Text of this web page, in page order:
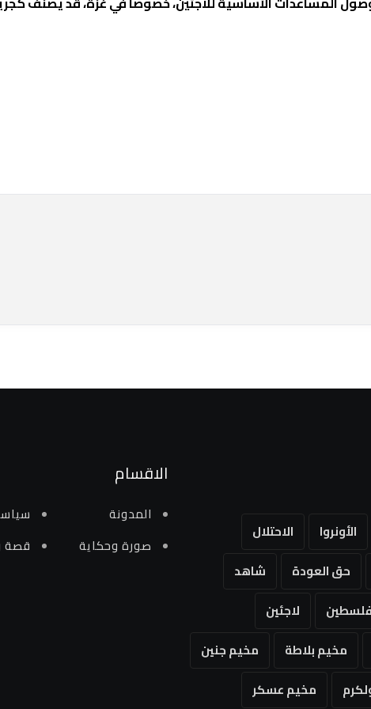
الأونروا
الاحتلال
حق العودة
شاهد
فلسطين
لاجئين
مخيم بلاطة
مخيم جنين
مخيم عسكر
الاقسام
المدونة
صورة وحكاية
قصة